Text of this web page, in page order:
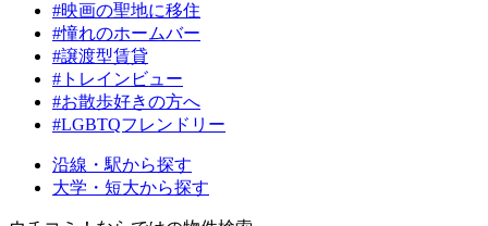
#映画の聖地に移住
#憧れのホームバー
#譲渡型賃貸
#トレインビュー
#お散歩好きの方へ
#LGBTQフレンドリー
沿線・駅から探す
大学・短大から探す